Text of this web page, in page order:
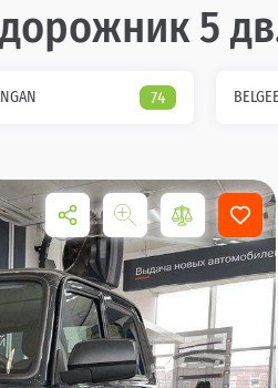
5
74 BELGEE